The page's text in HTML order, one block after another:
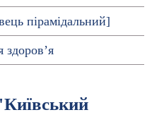
пірамідальний]
здоров’я